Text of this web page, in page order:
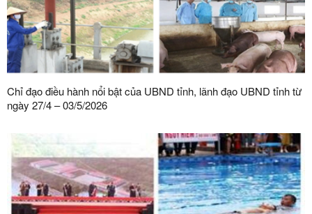
Chỉ đạo điều hành nổi bật của UBND tỉnh, lãnh đạo UBND tỉnh từ
ngày 27/4 – 03/5/2026